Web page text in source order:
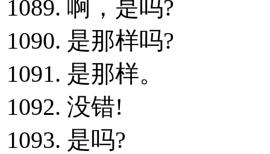
1089. 啊，是吗?
1090. 是那样吗?
1091. 是那样。
1092. 没错!
1093. 是吗?